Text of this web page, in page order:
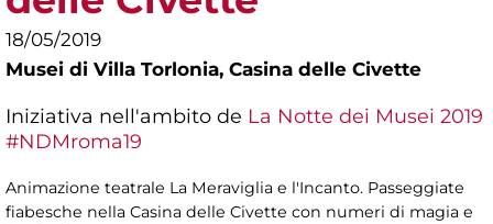
18/05/2019
Musei di Villa Torlonia, Casina delle Civette
Iniziativa nell'ambito de La Notte dei Musei 2019
#NDMroma19
Animazione teatrale La Meraviglia e l'Incanto. Passeggiate
fiabesche nella Casina delle Civette con numeri di magia e